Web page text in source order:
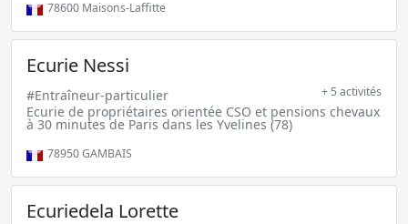
78600 Maisons-Laffitte
Ecurie Nessi
#Entraîneur-particulier + 5 activités
Ecurie de propriétaires orientée CSO et pensions chevaux
à 30 minutes de Paris dans les Yvelines (78)
78950GAMBAIS
Ecuriedela Lorette